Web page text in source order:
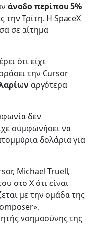
άνοδο περίπου 5%
την Τρίτη. Η SpaceX
σε αίτημα
ότι είχε
την Cursor
αργότερα
δεν
συμφωνήσει να
δολάρια για
Michael Truell,
στο X ότι είναι
με την ομάδα της
νοημοσύνης της